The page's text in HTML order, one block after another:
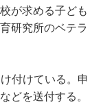
が求める子ども
研究所のベテラ
付けている。申
どを送付する。